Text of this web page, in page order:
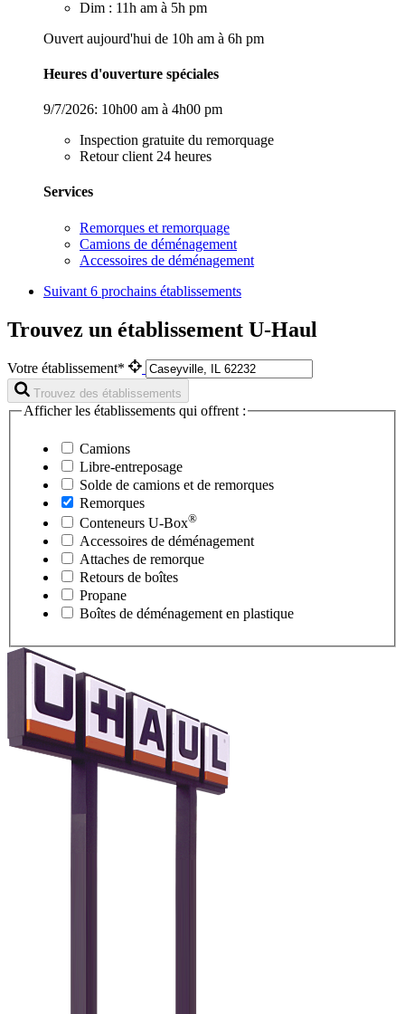
Dim : 11h am à 5h pm
Ouvert aujourd'hui de 10h am à 6h pm
Heures d'ouverture spéciales
9/7/2026: 10h00 am à 4h00 pm
Inspection gratuite du remorquage
Retour client 24 heures
Services
Remorques et remorquage
Camions de déménagement
Accessoires de déménagement
Suivant 6 prochains établissements
Trouvez un établissement U-Haul
Votre établissement*
Trouvez des établissements
Afficher les établissements qui offrent :
Camions
Libre-entreposage
Solde de camions et de remorques
Remorques
Conteneurs U-Box®
Accessoires de déménagement
Attaches de remorque
Retours de boîtes
Propane
Boîtes de déménagement en plastique